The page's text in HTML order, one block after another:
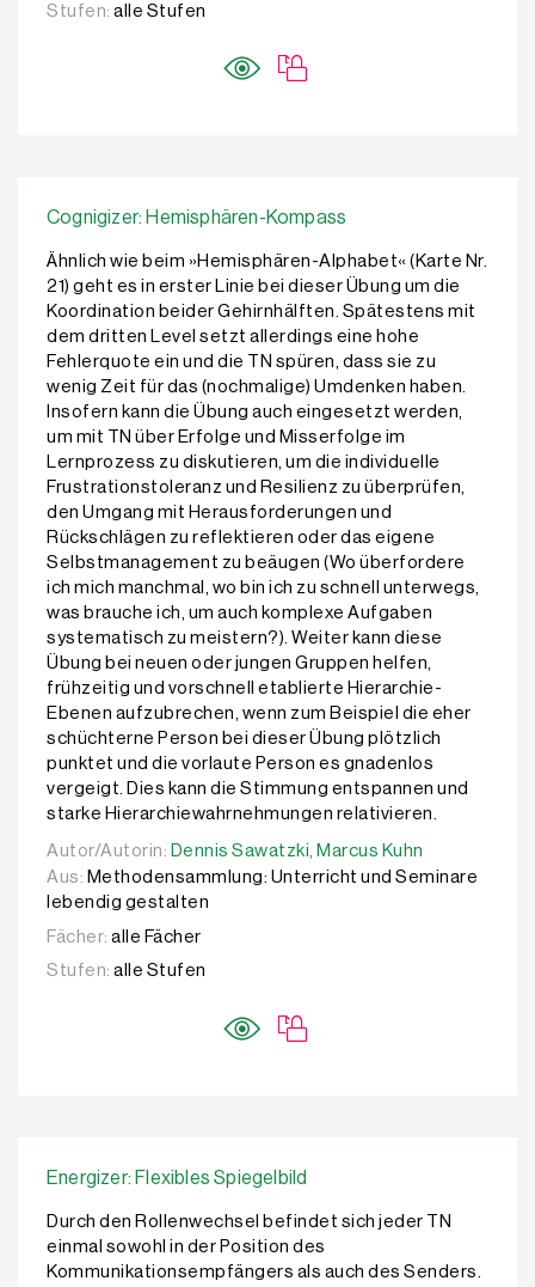
Stufen: alle Stufen
Cognigizer: Hemisphären-Kompass
Ähnlich wie beim »Hemisphären-Alphabet« (Karte Nr.
21) geht es in erster Linie bei dieser Übung um die
Koordination beider Gehirnhälften. Spätestens mit
dem dritten Level setzt allerdings eine hohe
Fehlerquote ein und die TN spüren, dass sie zu
wenig Zeit für das (nochmalige) Umdenken haben.
Insofern kann die Übung auch eingesetzt werden,
um mit TN über Erfolge und Misserfolge im
Lernprozess zu diskutieren, um die individuelle
Frustrationstoleranz und Resilienz zu überprüfen,
den Umgang mit Herausforderungen und
Rückschlägen zu reflektieren oder das eigene
Selbstmanagement zu beäugen (Wo überfordere
ich mich manchmal, wo bin ich zu schnell unterwegs,
was brauche ich, um auch komplexe Aufgaben
systematisch zu meistern?). Weiter kann diese
Übung bei neuen oder jungen Gruppen helfen,
frühzeitig und vorschnell etablierte Hierarchie-
Ebenen aufzubrechen, wenn zum Beispiel die eher
schüchterne Person bei dieser Übung plötzlich
punktet und die vorlaute Person es gnadenlos
vergeigt. Dies kann die Stimmung entspannen und
starke Hierarchiewahrnehmungen relativieren.
Autor/Autorin: Dennis Sawatzki, Marcus Kuhn
Autor/Autorin: Dennis Sawatzki, Marcus Kuhn
Aus: Methodensammlung: Unterricht und Seminare
lebendig gestalten
Fächer: alle Fächer
Stufen: alle Stufen
Energizer: Flexibles Spiegelbild
Durch den Rollenwechsel befindet sich jeder TN
einmal sowohl in der Position des
Kommunikationsempfängers als auch des Senders.